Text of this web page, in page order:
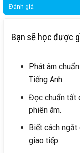
Đánh giá
Bạn sẽ học được
Phát âm
Tiếng Anh.
Đọc chuẩn tất
phiên âm.
Biết cách
giao tiếp.